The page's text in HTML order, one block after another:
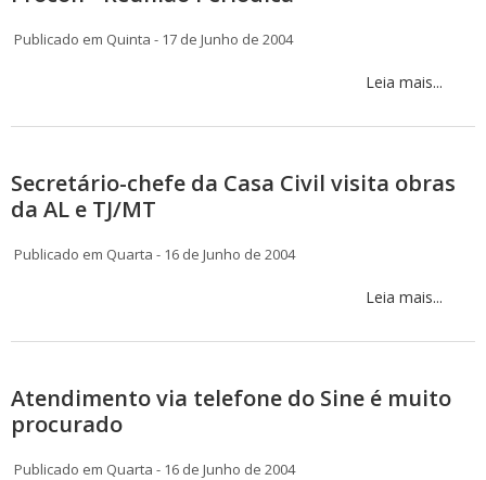
Publicado em Quinta - 17 de Junho de 2004
Leia mais...
Secretário-chefe da Casa Civil visita obras
da AL e TJ/MT
Publicado em Quarta - 16 de Junho de 2004
Leia mais...
Atendimento via telefone do Sine é muito
procurado
Publicado em Quarta - 16 de Junho de 2004